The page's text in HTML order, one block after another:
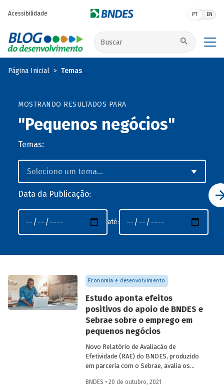
Acessibilidade PT EN
Buscar no site
Página Inicial Temas
MOSTRANDO RESULTADOS PARA
"Pequenos negócios"
Temas:
Data da Publicação:
até:
Economia e desenvolvimento
Estudo aponta efeitos
positivos do apoio de BNDES e
Sebrae sobre o emprego em
pequenos negócios
Novo Relatório de Avaliacão de
Efetividade (RAE) do BNDES, produzido
em parceria com o Sebrae, avalia os
instituições sobre o emprego nas micro e
BNDES • 20 de outubro, 2021